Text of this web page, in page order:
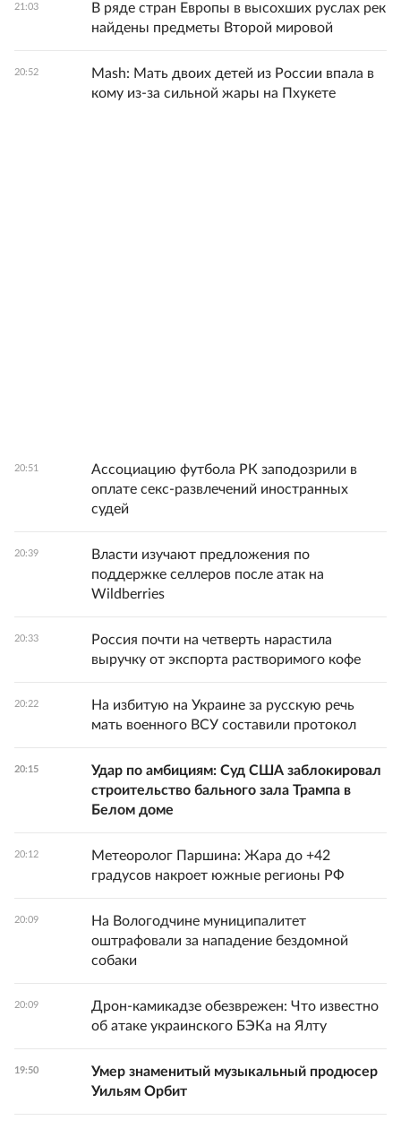
21:03
В ряде стран Европы в высохших руслах рек
найдены предметы Второй мировой
20:52
Mash: Мать двоих детей из России впала в
кому из-за сильной жары на Пхукете
20:51
Ассоциацию футбола РК заподозрили в
оплате секс-развлечений иностранных
судей
20:39
Власти изучают предложения по
поддержке селлеров после атак на
Wildberries
20:33
Россия почти на четверть нарастила
выручку от экспорта растворимого кофе
20:22
На избитую на Украине за русскую речь
мать военного ВСУ составили протокол
20:15
Удар по амбициям: Суд США заблокировал
строительство бального зала Трампа в
Белом доме
20:12
Метеоролог Паршина: Жара до +42
градусов накроет южные регионы РФ
20:09
На Вологодчине муниципалитет
оштрафовали за нападение бездомной
собаки
20:09
Дрон-камикадзе обезврежен: Что известно
об атаке украинского БЭКа на Ялту
19:50
Умер знаменитый музыкальный продюсер
Уильям Орбит